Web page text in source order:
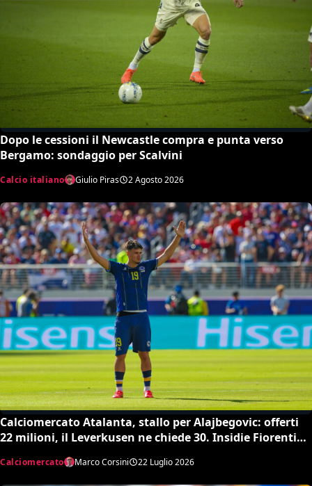
Dopo le cessioni il Newcastle compra e punta verso
Bergamo: sondaggio per Scalvini
Calcio italiano Giulio Piras 2 Agosto 2026
Calciomercato Atalanta, stallo per Alajbegovic: offerti
22 milioni, il Leverkusen ne chiede 30. Insidie Fiorentina
Calciomercato Marco Corsini 22 Luglio 2026